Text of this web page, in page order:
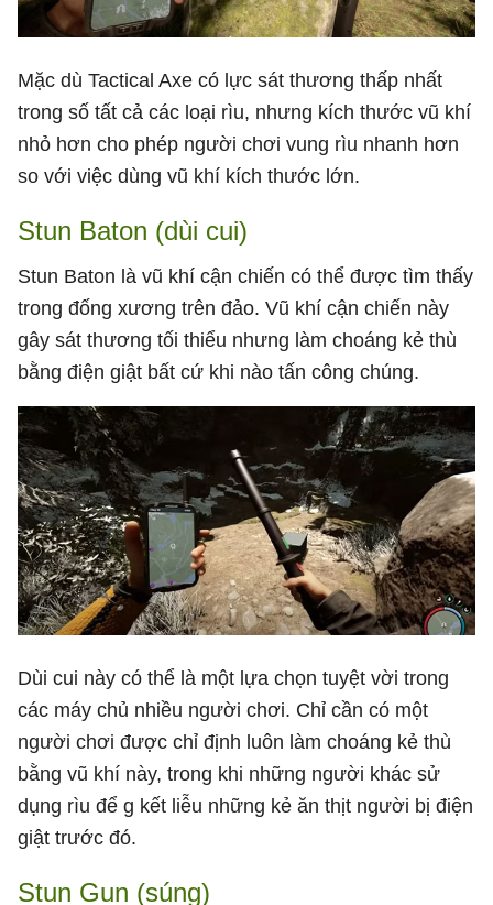
Mặc dù Tactical Axe có lực sát thương thấp nhất
trong số tất cả các loại rìu, nhưng kích thước vũ khí
nhỏ hơn cho phép người chơi vung rìu nhanh hơn
so với việc dùng vũ khí kích thước lớn.
Stun Baton (dùi cui)
Stun Baton là vũ khí cận chiến có thể được tìm thấy
trong đống xương trên đảo. Vũ khí cận chiến này
gây sát thương tối thiểu nhưng làm choáng kẻ thù
bằng điện giật bất cứ khi nào tấn công chúng.
Dùi cui này có thể là một lựa chọn tuyệt vời trong
các máy chủ nhiều người chơi. Chỉ cần có một
người chơi được chỉ định luôn làm choáng kẻ thù
bằng vũ khí này, trong khi những người khác sử
dụng rìu để g kết liễu những kẻ ăn thịt người bị điện
giật trước đó.
Stun Gun (súng)